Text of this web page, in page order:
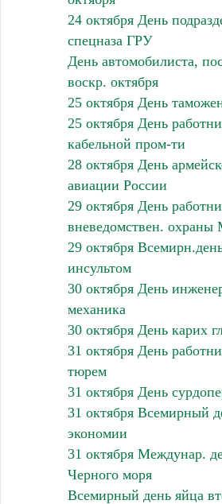
24 октября День
спецназа ГРУ
День автомобилиста,
воскр. октября
25 октября День
25 октября День
кабельной пром-ти
28 октября День
авиации России
29 октября День
вневедомствен.
29 октября
инсультом
30 октября День
механика
30 октября День карих
31 октября День
тюрем
31 октября День
31 октября Всемирный
экономии
31 октября Междунар.
Черного моря
Всемирный день яйца